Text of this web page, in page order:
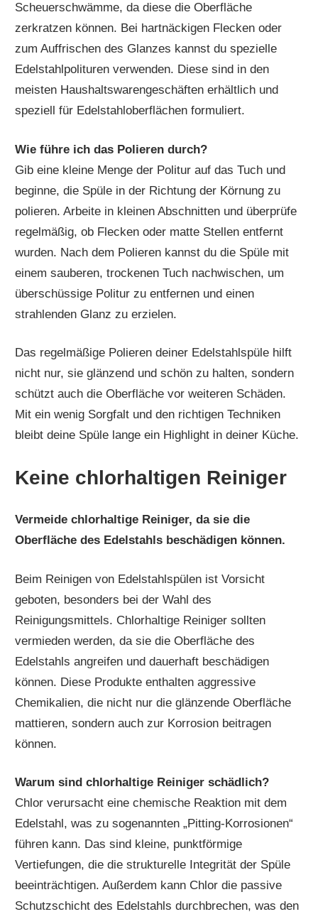
Scheuerschwämme, da diese die Oberfläche
zerkratzen können. Bei hartnäckigen Flecken oder
zum Auffrischen des Glanzes kannst du spezielle
Edelstahlpolituren verwenden. Diese sind in den
meisten Haushaltswarengeschäften erhältlich und
speziell für Edelstahloberflächen formuliert.
Wie führe ich das Polieren durch?
Gib eine kleine Menge der Politur auf das Tuch und
beginne, die Spüle in der Richtung der Körnung zu
polieren. Arbeite in kleinen Abschnitten und überprüfe
regelmäßig, ob Flecken oder matte Stellen entfernt
wurden. Nach dem Polieren kannst du die Spüle mit
einem sauberen, trockenen Tuch nachwischen, um
überschüssige Politur zu entfernen und einen
strahlenden Glanz zu erzielen.
Das regelmäßige Polieren deiner Edelstahlspüle hilft
nicht nur, sie glänzend und schön zu halten, sondern
schützt auch die Oberfläche vor weiteren Schäden.
Mit ein wenig Sorgfalt und den richtigen Techniken
bleibt deine Spüle lange ein Highlight in deiner Küche.
Keine chlorhaltigen Reiniger
Vermeide chlorhaltige Reiniger, da sie die
Oberfläche des Edelstahls beschädigen können.
Beim Reinigen von Edelstahlspülen ist Vorsicht
geboten, besonders bei der Wahl des
Reinigungsmittels. Chlorhaltige Reiniger sollten
vermieden werden, da sie die Oberfläche des
Edelstahls angreifen und dauerhaft beschädigen
können. Diese Produkte enthalten aggressive
Chemikalien, die nicht nur die glänzende Oberfläche
mattieren, sondern auch zur Korrosion beitragen
können.
Warum sind chlorhaltige Reiniger schädlich?
Chlor verursacht eine chemische Reaktion mit dem
Edelstahl, was zu sogenannten „Pitting-Korrosionen“
führen kann. Das sind kleine, punktförmige
Vertiefungen, die die strukturelle Integrität der Spüle
beeinträchtigen. Außerdem kann Chlor die passive
Schutzschicht des Edelstahls durchbrechen, was den